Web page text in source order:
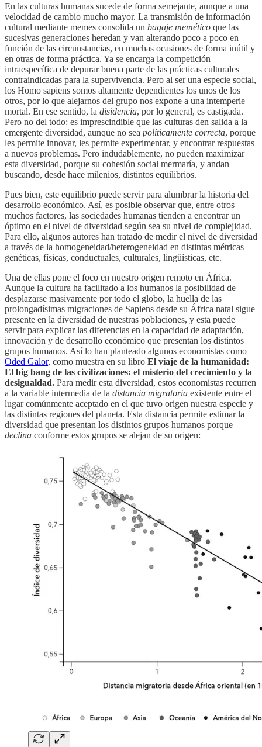
En las culturas humanas sucede de forma semejante, aunque a una
velocidad de cambio mucho mayor. La transmisión de información
cultural mediante memes consolida un bagaje memético que las
sucesivas generaciones heredan y van alterando poco a poco en
función de las circunstancias, en muchas ocasiones de forma inútil y
en otras de forma práctica. Ya se encarga la competición
intraespecífica de depurar buena parte de las prácticas culturales
contraindicadas para la supervivencia. Pero al ser una especie social,
los Homo sapiens somos altamente dependientes los unos de los
otros, por lo que alejarnos del grupo nos expone a una intemperie
mortal. En ese sentido, la disidencia, por lo general, es castigada.
Pero no del todo: es imprescindible que las culturas den salida a la
emergente diversidad, aunque no sea políticamente correcta, porque
les permite innovar, les permite experimentar, y encontrar respuestas
a nuevos problemas. Pero indudablemente, no pueden maximizar
esta diversidad, porque su cohesión social mermaría, y andan
buscando, desde hace milenios, distintos equilibrios.
Pues bien, este equilibrio puede servir para alumbrar la historia del
desarrollo económico. Así, es posible observar que, entre otros
muchos factores, las sociedades humanas tienden a encontrar un
óptimo en el nivel de diversidad según sea su nivel de complejidad.
Para ello, algunos autores han tratado de medir el nivel de diversidad
a través de la homogeneidad/heterogeneidad en distintas métricas
genéticas, físicas, conductuales, culturales, lingüísticas, etc.
Una de ellas pone el foco en nuestro origen remoto en África.
Aunque la cultura ha facilitado a los humanos la posibilidad de
desplazarse masivamente por todo el globo, la huella de las
prolongadísimas migraciones de Sapiens desde su África natal sigue
presente en la diversidad de nuestras poblaciones, y esta puede
servir para explicar las diferencias en la capacidad de adaptación,
innovación y de desarrollo económico que presentan los distintos
grupos humanos. Así lo han planteado algunos economistas como
Oded Galor, como muestra en su libro El viaje de la humanidad:
El big bang de las civilizaciones: el misterio del crecimiento y la
desigualdad. Para medir esta diversidad, estos economistas recurren
a la variable intermedia de la distancia migratoria existente entre el
lugar comúnmente aceptado en el que tuvo origen nuestra especie y
las distintas regiones del planeta. Esta distancia permite estimar la
diversidad que presentan los distintos grupos humanos porque
declina conforme estos grupos se alejan de su origen: